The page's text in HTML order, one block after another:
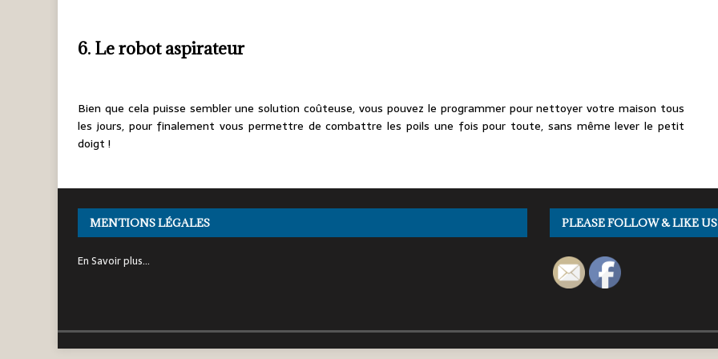
6. Le robot aspirateur
Bien que cela puisse sembler une solution coûteuse, vous pouvez le programmer pour nettoyer votre maison tous
les jours, pour finalement vous permettre de combattre les poils une fois pour toute, sans même lever le petit
doigt !
MENTIONS LÉGALES
En Savoir plus…
PLEASE FOLLOW & LIKE US